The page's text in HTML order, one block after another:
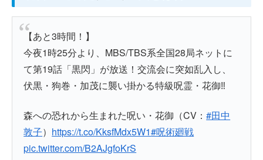
【あと3時間！】
今夜1時25分より、MBS/TBS系全国28局ネットに
て第19話「黒閃」が放送！交流会に突如乱入し、
伏黒・狗巻・加茂に襲い掛かる特級呪霊・花御‼
森への恐れから生まれた呪い・花御（CV：#田中
敦子） https://t.co/KksfMdx5W1#呪術廻戦
pic.twitter.com/B2AJgfoKrS